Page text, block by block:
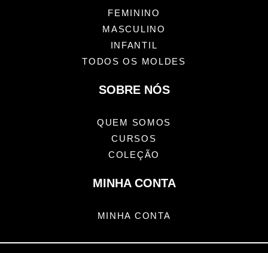
FEMININO
MASCULINO
INFANTIL
TODOS OS MOLDES
SOBRE NÓS
QUEM SOMOS
CURSOS
COLEÇÃO
MINHA CONTA
MINHA CONTA